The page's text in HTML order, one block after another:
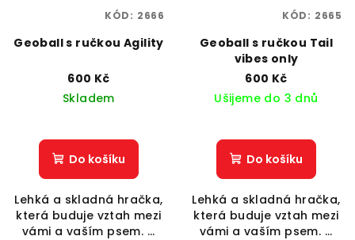
Geoball s ručkou Agility
600 Kč
Skladem
Do košíku
Lehká a skladná hračka,
která buduje vztah mezi
vámi a vaším psem. ...
KÓD: 2666
Geoball s ručkou Tail
vibes only
600 Kč
Ušijeme do 3 dnů
Do košíku
Lehká a skladná hračka,
která buduje vztah mezi
vámi a vaším psem. ...
KÓD: 2665